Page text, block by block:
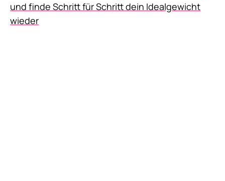
und finde Schritt für Schritt dein Idealgewicht
wieder